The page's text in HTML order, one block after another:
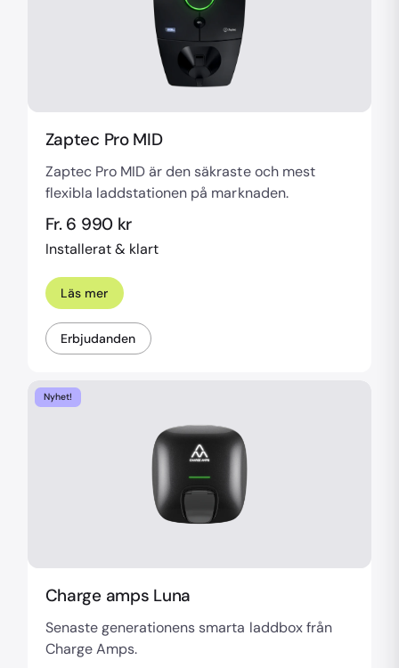
Zaptec Pro MID
Zaptec Pro MID är den säkraste och mest
flexibla laddstationen på marknaden.
Fr. 6 990 kr
Installerat & klart
Läs mer
Erbjudanden
Nyhet!
Charge amps Luna
Senaste generationens smarta laddbox från
Charge Amps.